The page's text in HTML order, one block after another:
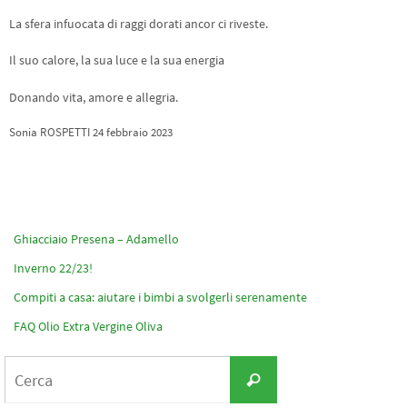
La sfera infuocata di raggi dorati ancor ci riveste.
Il suo calore, la sua luce e la sua energia
Donando vita, amore e allegria.
Sonia ROSPETTI 24 febbraio 2023
Ghiacciaio Presena – Adamello
Inverno 22/23!
Compiti a casa: aiutare i bimbi a svolgerli serenamente
FAQ Olio Extra Vergine Oliva
Cerca